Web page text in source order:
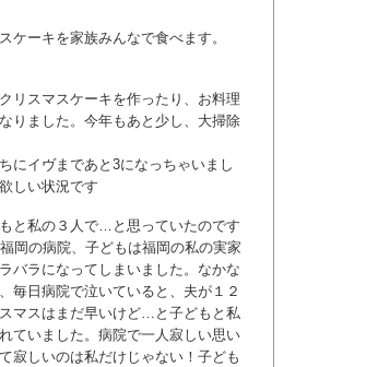
ケーキを家族みんなで食べます。
リスマスケーキを作ったり、お料理
りました。今年もあと少し、大掃除
にイヴまであと3になっちゃいまし
しい状況です
と私の３人で…と思っていたのです
岡の病院、子どもは福岡の私の実家
バラになってしまいました。なかな
毎日病院で泣いていると、夫が１２
マスはまだ早いけど…と子どもと私
ていました。病院で一人寂しい思い
寂しいのは私だけじゃない！子ども